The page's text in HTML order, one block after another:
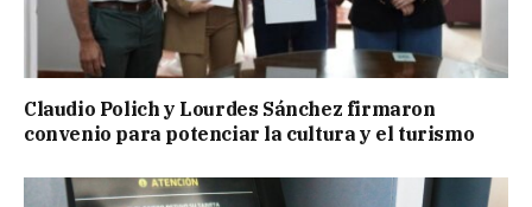
Claudio Polich y Lourdes Sánchez firmaron
convenio para potenciar la cultura y el turismo